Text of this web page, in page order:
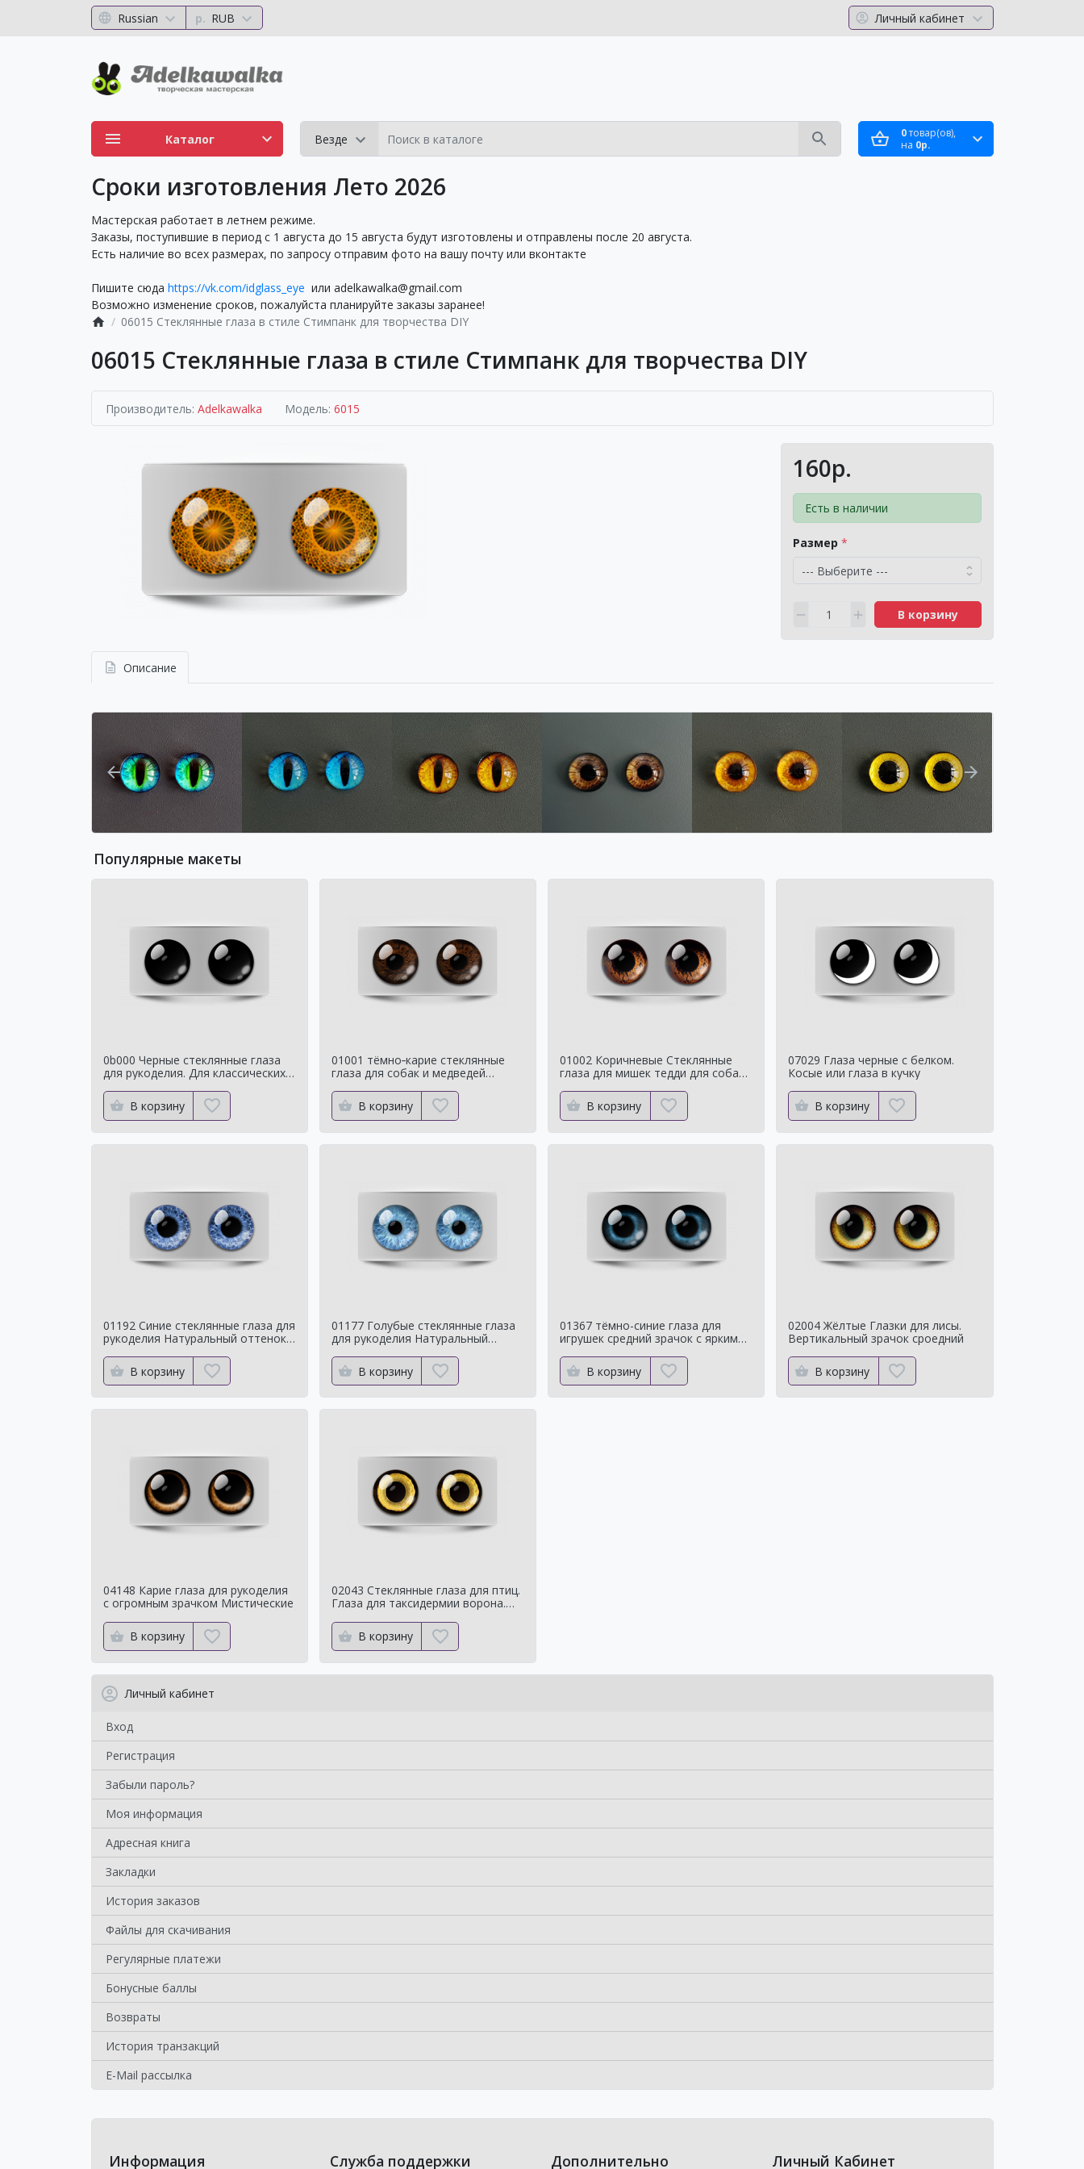
Russian р. RUB Личный кабинет
Везде 0товар(ов),
на 0р.
Каталог
Сроки изготовления Лето 2026
Мастерская работает в летнем режиме.
Заказы, поступившие в период с 1 августа до 15 августа будут изготовлены и отправлены после 20 августа.
Есть наличие во всех размерах, по запросу отправим фото на вашу почту или вконтакте
Пишите сюда https://vk.com/idglass_eye или adelkawalka@gmail.com
Возможно изменение сроков, пожалуйста планируйте заказы заранее!
06015 Стеклянные глаза в стиле Стимпанк для творчества DIY
06015 Стеклянные глаза в стиле Стимпанк для творчества DIY
Производитель: Adelkawalka Модель: 6015
160р.
Есть в наличии
Размер
В корзину
Описание
Популярные макеты
0b000 Черные стеклянные глаза
для рукоделия. Для классических
В корзину
01001 тёмно‑карие стеклянные
глаза для собак и медведей
В корзину
01002 Коричневые Стеклянные
глаза для мишек тедди для собак
В корзину
07029 Глаза черные с белком.
Косые или глаза в кучку
В корзину
01192 Синие стеклянные глаза для
рукоделия Натуральный оттенок
В корзину
01177 Голубые стеклянные глаза
для рукоделия Натуральный
В корзину
01367 тёмно-синие глаза для
игрушек средний зрачок с ярким
В корзину
02004 Жёлтые Глазки для лисы.
Вертикальный зрачок сроедний
В корзину
04148 Карие глаза для рукоделия
с огромным зрачком Мистические
В корзину
02043 Стеклянные глаза для птиц.
Глаза для таксидермии ворона.
В корзину
Личный кабинет
Вход
Регистрация
Забыли пароль?
Моя информация
Адресная книга
Закладки
История заказов
Файлы для скачивания
Регулярные платежи
Бонусные баллы
Возвраты
История транзакций
E-Mail рассылка
Информация Служба поддержки Дополнительно Личный Кабинет